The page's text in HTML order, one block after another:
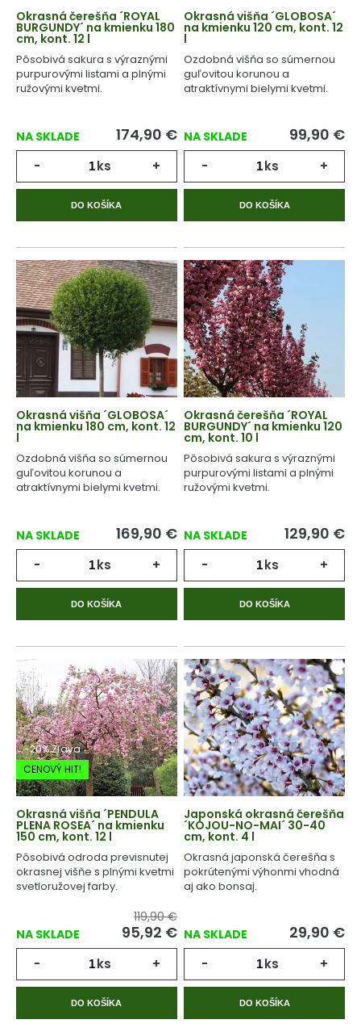
Okrasná čerešňa ´ROYAL
BURGUNDY´ na kmienku 180
cm, kont. 12 l
Pôsobivá sakura s výraznými
purpurovými listami a plnými
ružovými kvetmi.
NA SKLADE 174,90 €
- ks +
DO KOŠÍKA
Okrasná višňa ´GLOBOSA´
na kmienku 120 cm, kont. 12
l
Ozdobná višňa so súmernou
guľovitou korunou a
atraktívnymi bielymi kvetmi.
NA SKLADE 99,90 €
- ks +
DO KOŠÍKA
Okrasná višňa ´GLOBOSA´
na kmienku 180 cm, kont. 12
l
Ozdobná višňa so súmernou
guľovitou korunou a
atraktívnymi bielymi kvetmi.
NA SKLADE 169,90 €
- ks +
DO KOŠÍKA
Okrasná čerešňa ´ROYAL
BURGUNDY´ na kmienku 120
cm, kont. 10 l
Pôsobivá sakura s výraznými
purpurovými listami a plnými
ružovými kvetmi.
NA SKLADE 129,90 €
- ks +
DO KOŠÍKA
-20% Zľava
CENOVÝ HIT!
Okrasná višňa ´PENDULA
PLENA ROSEA´ na kmienku
150 cm, kont. 12 l
Pôsobivá odroda previsnutej
okrasnej višňe s plnými kvetmi
svetloružovej farby.
NA SKLADE
119,90 €
95,92 €
- ks +
DO KOŠÍKA
Japonská okrasná čerešňa
´KOJOU-NO-MAI´ 30-40
cm, kont. 4 l
Okrasná japonská čerešňa s
pokrútenými výhonmi vhodná
aj ako bonsaj.
NA SKLADE 29,90 €
- ks +
DO KOŠÍKA